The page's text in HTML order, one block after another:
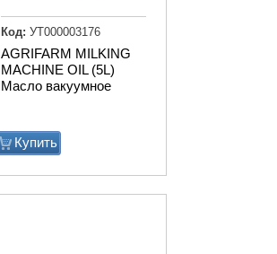
AGRIFARM MILKING
MACHINE OIL (5L)
Масло вакуумное
Купить
Код: УТ000003176